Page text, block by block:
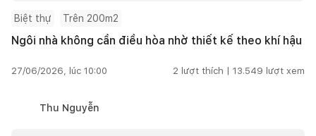
Biệt thự Trên 200m2
Ngôi nhà không cần điều hòa nhờ thiết kế theo khí hậu
27/06/2026, lúc 10:00 2 lượt thích | 13.549 lượt xem
Thu Nguyễn